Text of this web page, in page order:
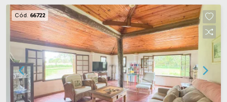
Cód. 66722